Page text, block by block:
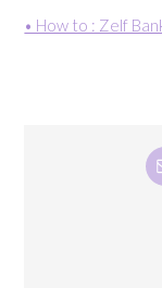
• How to : Zelf